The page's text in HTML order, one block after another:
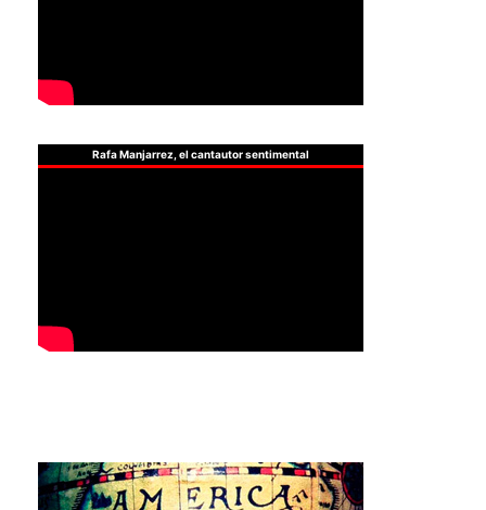
Rafa Manjarrez, el cantautor sentimental